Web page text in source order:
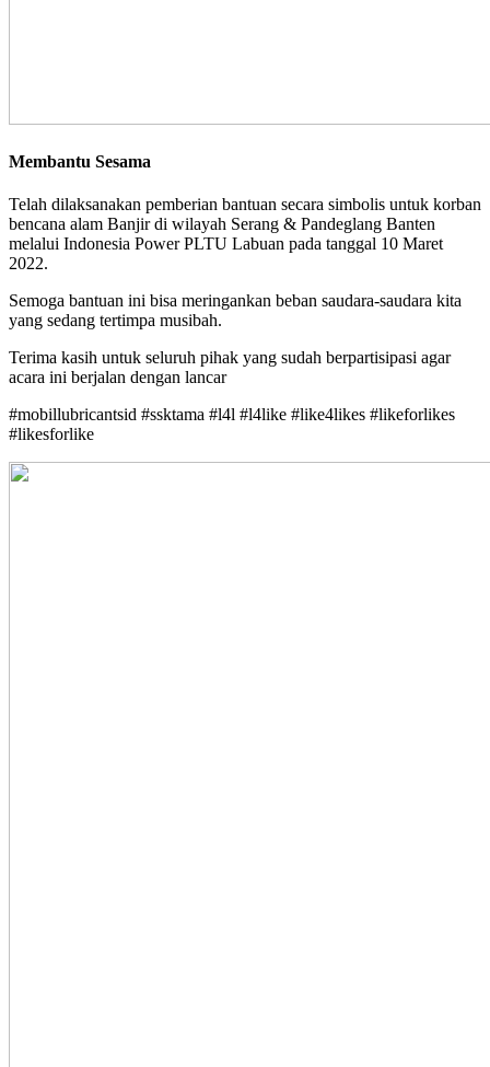
Membantu Sesama
Telah dilaksanakan pemberian bantuan secara simbolis untuk korban
bencana alam Banjir di wilayah Serang & Pandeglang Banten
melalui Indonesia Power PLTU Labuan pada tanggal 10 Maret
2022.
Semoga bantuan ini bisa meringankan beban saudara-saudara kita
yang sedang tertimpa musibah.
Terima kasih untuk seluruh pihak yang sudah berpartisipasi agar
acara ini berjalan dengan lancar
#mobillubricantsid #ssktama #l4l #l4like #like4likes #likeforlikes
#likesforlike